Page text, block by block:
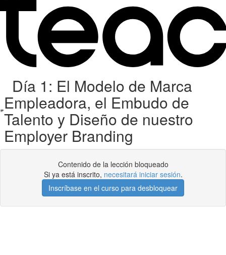
Día 1: El Modelo de Marca
Empleadora, el Embudo de
Talento y Diseño de nuestro
Employer Branding
Contenido de la lección bloqueado
Si ya está inscrito, necesitará iniciar sesión.
Inscríbase en el curso para desbloquear